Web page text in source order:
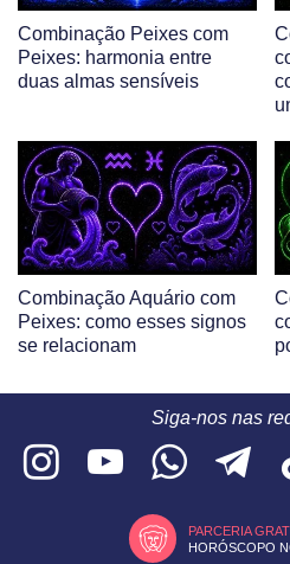
Combinação Peixes com
Peixes: harmonia entre
duas almas sensíveis
Combinação Aquário com
Peixes: como esses signos
se relacionam
Siga-nos nas
PARCERIA
HORÓSCOPO